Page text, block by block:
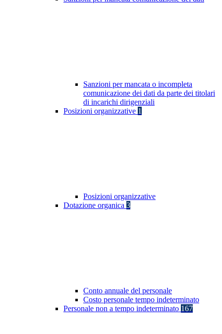
Sanzioni per mancata o incompleta
comunicazione dei dati da parte dei titolari
di incarichi dirigenziali
Posizioni organizzative 1
Posizioni organizzative
Dotazione organica 3
Conto annuale del personale
Costo personale tempo indeterminato
Personale non a tempo indeterminato 167